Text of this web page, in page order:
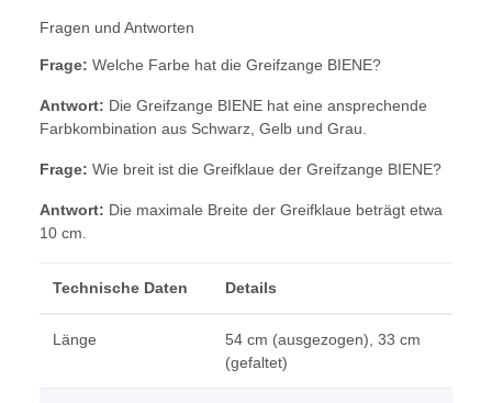
Fragen und Antworten
Frage: Welche Farbe hat die Greifzange BIENE?
Antwort: Die Greifzange BIENE hat eine ansprechende
Farbkombination aus Schwarz, Gelb und Grau.
Frage: Wie breit ist die Greifklaue der Greifzange BIENE?
Antwort: Die maximale Breite der Greifklaue beträgt etwa
10 cm.
Technische Daten Details
Länge
54 cm (ausgezogen), 33 cm
(gefaltet)